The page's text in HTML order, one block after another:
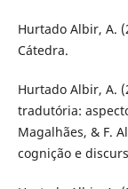
Hurtado Albir, A.
Cátedra.
Hurtado Albir, A.
tradutória:
Magalhães, & F.
cognição e